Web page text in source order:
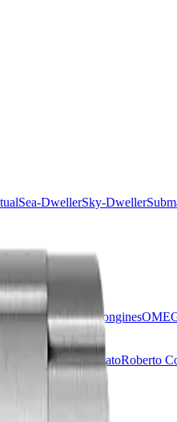
Sea-DwellerSky-Dweller
Jaeger-LeCoultreLongines
Piaget PomellatoRoberto